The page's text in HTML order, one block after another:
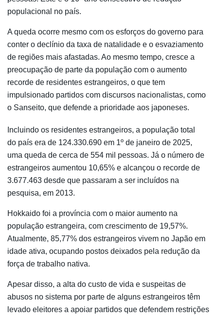
populacional no país.
A queda ocorre mesmo com os esforços do governo para
conter o declínio da taxa de natalidade e o esvaziamento
de regiões mais afastadas. Ao mesmo tempo, cresce a
preocupação de parte da população com o aumento
recorde de residentes estrangeiros, o que tem
impulsionado partidos com discursos nacionalistas, como
o Sanseito, que defende a prioridade aos japoneses.
Incluindo os residentes estrangeiros, a população total
do país era de 124.330.690 em 1º de janeiro de 2025,
uma queda de cerca de 554 mil pessoas. Já o número de
estrangeiros aumentou 10,65% e alcançou o recorde de
3.677.463 desde que passaram a ser incluídos na
pesquisa, em 2013.
Hokkaido foi a província com o maior aumento na
população estrangeira, com crescimento de 19,57%.
Atualmente, 85,77% dos estrangeiros vivem no Japão em
idade ativa, ocupando postos deixados pela redução da
força de trabalho nativa.
Apesar disso, a alta do custo de vida e suspeitas de
abusos no sistema por parte de alguns estrangeiros têm
levado eleitores a apoiar partidos que defendem restrições